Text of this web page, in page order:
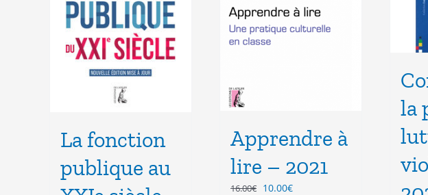
La fonction
publique au
Apprendre à
lire – 2021
16.00€ Le
10.00€Le
la